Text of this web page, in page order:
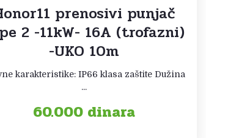
prenosivi punjač
2 -11kW- 16A (trofazni)
-UKO 10m
karakteristike: IP66 klasa zaštite Dužina
...
60.000 dinara